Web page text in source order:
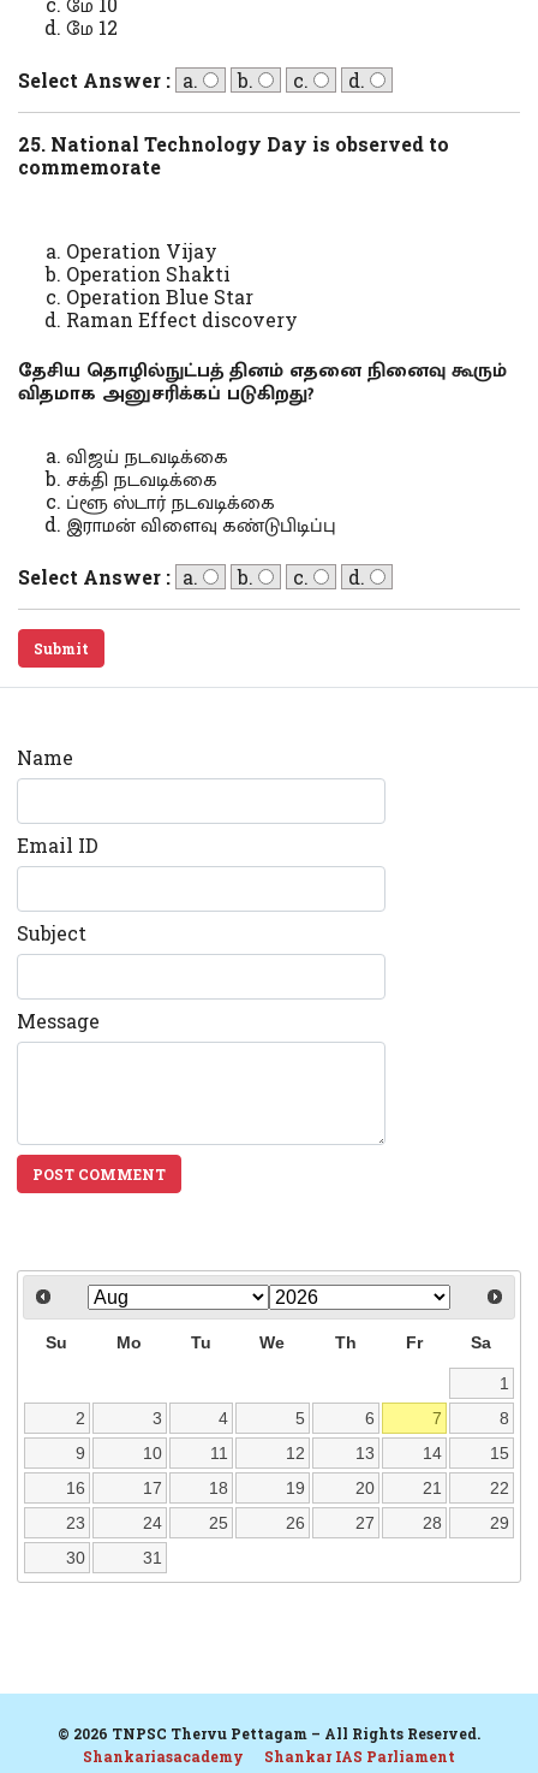
மே 12
Select Answer : a. b. c. d.
25. National Technology Day is observed to
commemorate
Operation Vijay
Operation Shakti
Operation Blue Star
Raman Effect discovery
தேசிய தொழில்நுட்பத் தினம் எதனை நினைவு கூரும்
விதமாக அனுசரிக்கப் படுகிறது?
விஜய் நடவடிக்கை
சக்தி நடவடிக்கை
ப்ளூ ஸ்டார் நடவடிக்கை
இராமன் விளைவு கண்டுபிடிப்பு
Select Answer : a. b. c. d.
Submit
Name
Email ID
Subject
Message
POST COMMENT
Su Mo Tu We Th Fr Sa
1
2
3 4 5 6 7
8
9
10 11 12 13 14
15
16
17 18 19 20 21
22
23
24 25 26 27 28
29
30
31
© 2026 TNPSC Thervu Pettagam – All Rights Reserved.
Shankariasacademy
Shankar IAS Parliament